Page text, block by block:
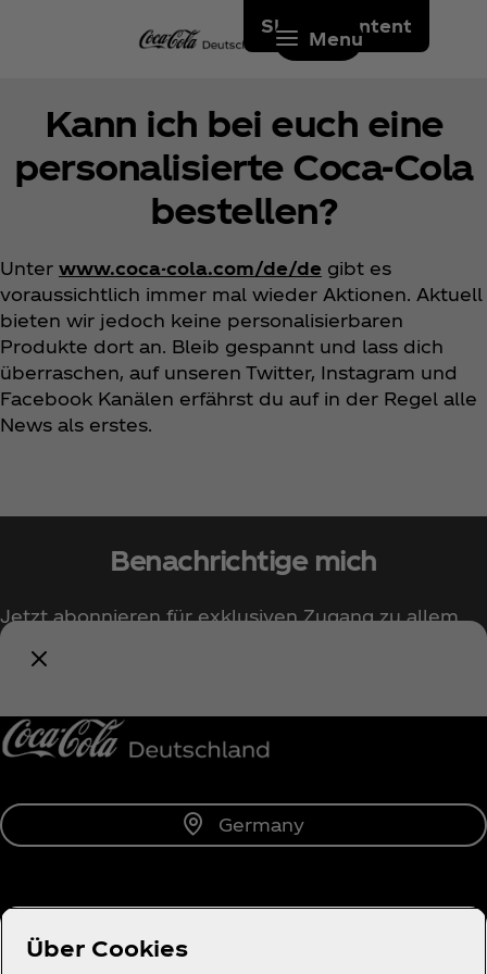
Skip to content
Menu
Kann ich bei euch eine
personalisierte Coca‑Cola
bestellen?
Unter www.coca-cola.com/de/de gibt es
voraussichtlich immer mal wieder Aktionen. Aktuell
bieten wir jedoch keine personalisierbaren
Produkte dort an. Bleib gespannt und lass dich
überraschen, auf unseren Twitter, Instagram und
Facebook Kanälen erfährst du auf in der Regel alle
News als erstes.
Benachrichtige mich
Jetzt abonnieren für exklusiven Zugang zu allem
rund um Coca‑Cola!
Germany
Über uns
Über Cookies